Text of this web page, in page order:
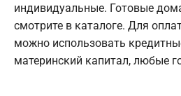
индивидуальные. Готовые
смотрите в каталоге. Для
можно использовать
материнский капитал, любые